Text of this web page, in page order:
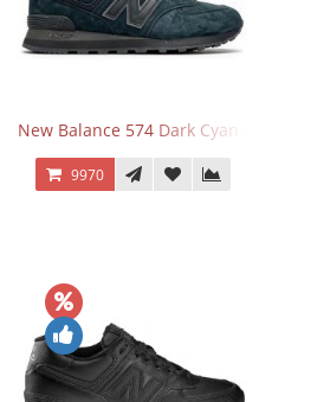
New Balance 574 Dark Cyan Black Suede
9970